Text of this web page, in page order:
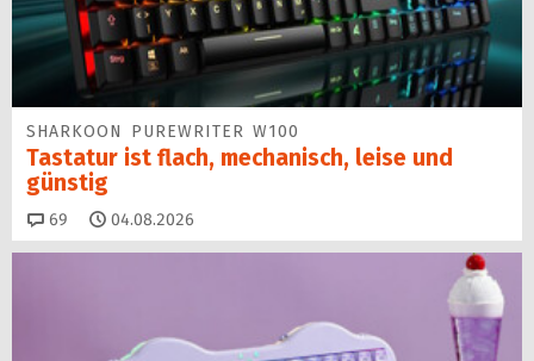
SHARKOON PUREWRITER W100
Tastatur ist flach, mechanisch, leise und
günstig
69 Kommentare
04.08.2026